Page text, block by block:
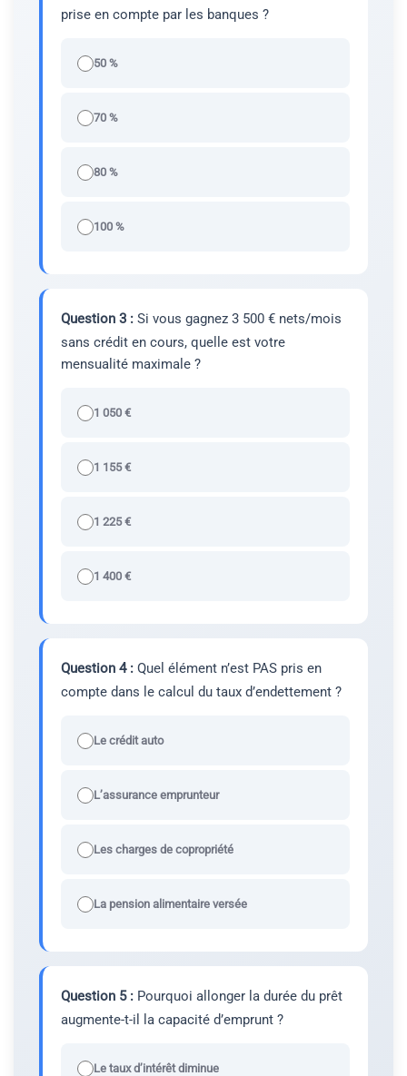
prise en compte par les banques ?
50 %
70 %
80 %
100 %
Question 3 : Si vous gagnez 3 500 € nets/mois
sans crédit en cours, quelle est votre
mensualité maximale ?
1 050 €
1 155 €
1 225 €
1 400 €
Question 4 : Quel élément n’est PAS pris en
compte dans le calcul du taux d’endettement ?
Le crédit auto
L’assurance emprunteur
Les charges de copropriété
La pension alimentaire versée
Question 5 : Pourquoi allonger la durée du prêt
augmente-t-il la capacité d’emprunt ?
Le taux d’intérêt diminue